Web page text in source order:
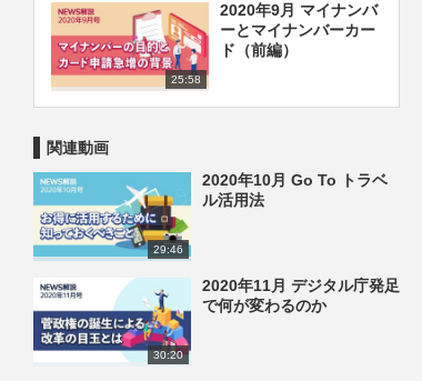
25:58
2020年9月 マイナンバ
ーとマイナンバーカー
ド（前編）
関連動画
29:46
2020年10月 Go To トラベ
ル活用法
30:20
2020年11月 デジタル庁発足
で何が変わるのか